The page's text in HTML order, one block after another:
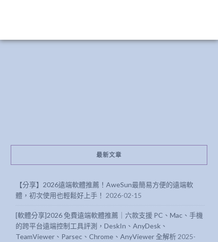
最新文章
【分享】2026遠端軟體推薦！AweSun最簡易方便的遠端軟
體，初次使用也輕鬆好上手！ 2026-02-15
[軟體分享]2026 免費遠端軟體推薦｜六款支援 PC、Mac、手機
的跨平台遠端控制工具評測，DeskIn、AnyDesk、
TeamViewer、Parsec、Chrome、AnyViewer 全解析 2025-